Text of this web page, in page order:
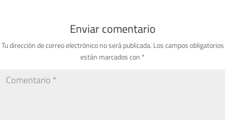
Enviar comentario
Tu dirección de correo electrónico no será publicada. Los campos obligatorios
están marcados con *